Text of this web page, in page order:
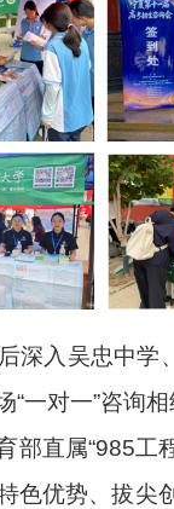
深入吴忠中学
“一对一”咨询
部直属“985工
色优势、拔尖